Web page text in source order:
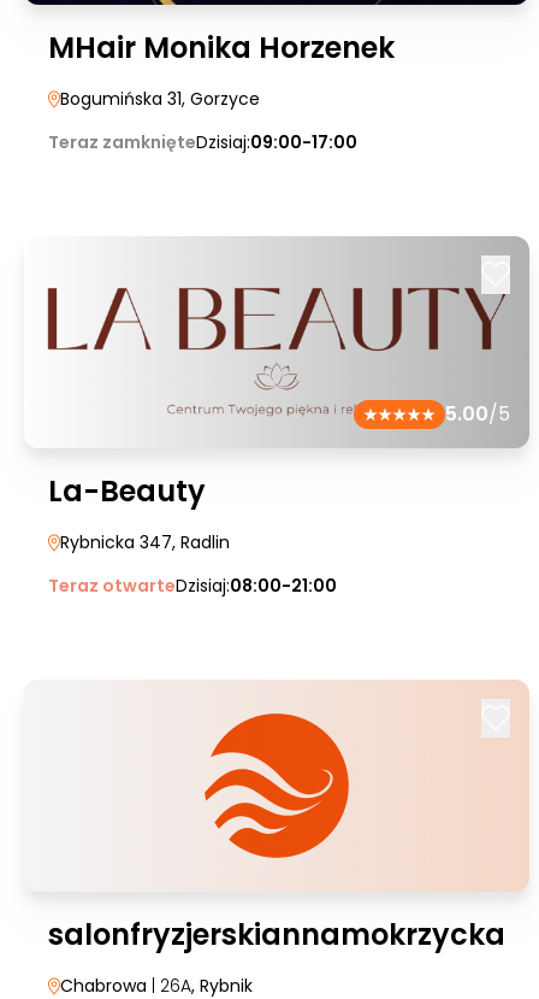
MHair Monika Horzenek
Bogumińska 31, Gorzyce
Teraz zamknięteDzisiaj:09:00-17:00
5.00/5
La-Beauty
Rybnicka 347, Radlin
Teraz otwarteDzisiaj:08:00-21:00
salonfryzjerskiannamokrzycka
Chabrowa | 26A, Rybnik